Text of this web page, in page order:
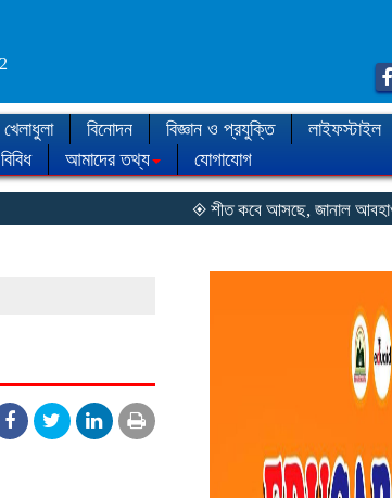
খেলাধুলা বিনোদন বিজ্ঞান ও প্রযুক্তি লাইফস্টাইল
বিবিধ আমাদের তথ্য যোগাযোগ
◈ শীত কবে আসছে, জানাল আবহাওয়া অফিস